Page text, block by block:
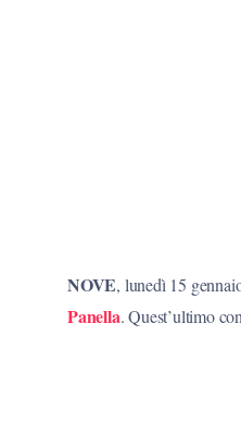
NOVE, lunedì 15
Panella. Quest’ultimo